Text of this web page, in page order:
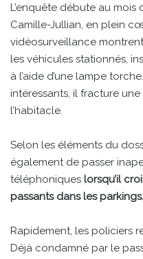
L’enquête débute au
Camille-Jullian, en plein
vidéosurveillance
les véhicules stationnés,
à l’aide d’une lampe
intéressants, il fracture
l’habitacle.
Selon les éléments du
également de passer
téléphoniques lorsqu’il
passants dans les parkings.
Rapidement, les policiers
Déjà condamné par le